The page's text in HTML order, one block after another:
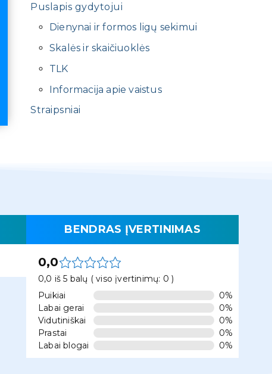
Puslapis gydytojui
Dienynai ir formos ligų sekimui
Skalės ir skaičiuoklės
TLK
Informacija apie vaistus
Straipsniai
BENDRAS ĮVERTINIMAS
0,0
0,0 iš 5 balų ( viso įvertinimų: 0 )
Puikiai
0%
Labai gerai
0%
Vidutiniškai
0%
Prastai
0%
Labai blogai
0%